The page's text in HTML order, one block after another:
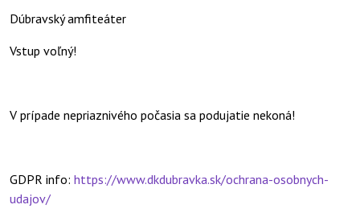
Dúbravský amfiteáter
Vstup voľný!
V prípade nepriaznivého počasia sa podujatie nekoná!
GDPR info: https://www.dkdubravka.sk/ochrana-osobnych-
udajov/